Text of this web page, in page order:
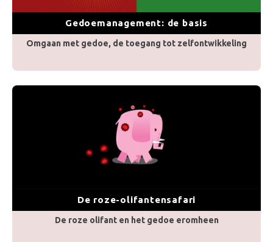
Gedoemanagement: de basis
Omgaan met gedoe, de toegang tot zelfontwikkeling
De roze-olifantensafari
De roze olifant en het gedoe eromheen